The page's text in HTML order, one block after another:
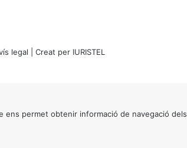
legal | Creat per IURISTEL
permet obtenir informació de navegació